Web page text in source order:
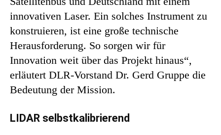
innovativen Laser. Ein solches Instrument zu
konstruieren, ist eine große technische
Herausforderung. So sorgen wir für
Innovation weit über das Projekt hinaus“,
erläutert DLR-Vorstand Dr. Gerd Gruppe die
Bedeutung der Mission.
LIDAR selbstkalibrierend